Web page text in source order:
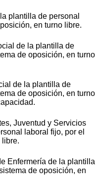
plantilla de personal
en turno libre.
de la plantilla de
de oposición, en turno
de la plantilla de
de oposición, en turno
Juventud y Servicios
laboral fijo, por el
libre.
Enfermería de la plantilla
de oposición, en